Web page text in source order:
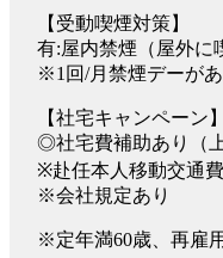
【受動喫煙対策】
有:屋内禁煙（屋外に
※1回/月禁煙デーが
【社宅キャンペーン】
◎社宅費補助あり（上
※赴任本人移動交通
※会社規定あり
※定年満60歳、再雇